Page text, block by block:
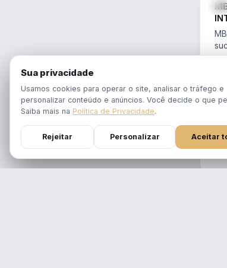
12
Sua privacidade
Usamos cookies para operar o site, analisar o tráfego e
personalizar conteúdo e anúncios. Você decide o que
Saiba mais na Política de Privacidade.
Rejeitar Personalizar Aceitar